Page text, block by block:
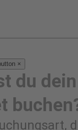
×
du dein